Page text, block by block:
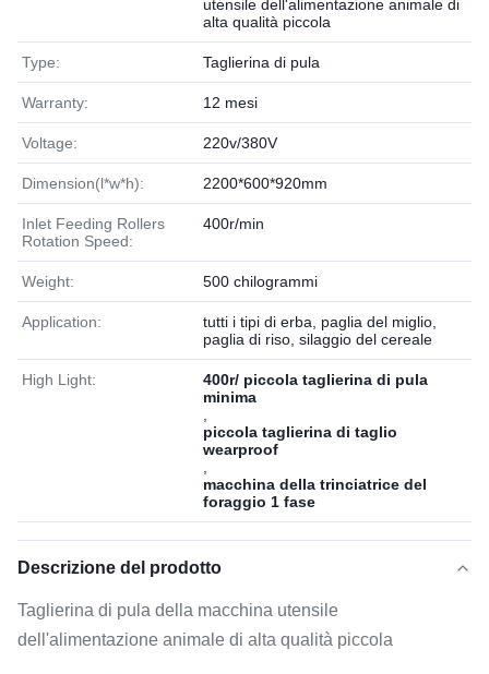
utensile dell'alimentazione animale di
alta qualità piccola
Type: Taglierina di pula
Warranty: 12 mesi
Voltage: 220v/380V
Dimension(l*w*h): 2200*600*920mm
Inlet Feeding Rollers
Rotation Speed:
400r/min
Weight: 500 chilogrammi
Application:
tutti i tipi di erba, paglia del miglio,
paglia di riso, silaggio del cereale
High Light:
400r/ piccola taglierina di pula
minima
piccola taglierina di taglio
wearproof
macchina della trinciatrice del
foraggio 1 fase
Descrizione del prodotto
Taglierina di pula della macchina utensile
dell'alimentazione animale di alta qualità piccola